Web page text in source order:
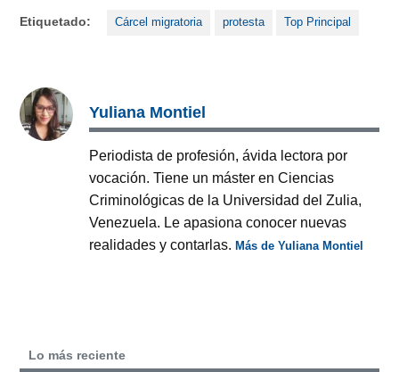
Etiquetado: Cárcel migratoria protesta Top Principal
Yuliana Montiel
Periodista de profesión, ávida lectora por
vocación. Tiene un máster en Ciencias
Criminológicas de la Universidad del Zulia,
Venezuela. Le apasiona conocer nuevas
realidades y contarlas.Más de Yuliana Montiel
Lo más reciente